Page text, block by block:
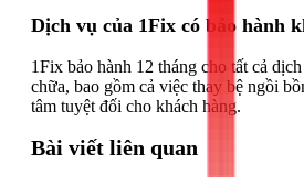
Dịch vụ của 1Fix có bảo hành
1Fix bảo hành 12 tháng cho tất cả
chữa, bao gồm cả việc thay bệ ngồi
tâm tuyệt đối cho khách hàng.
Bài viết liên quan